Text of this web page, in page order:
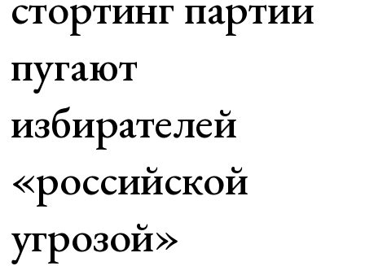
пугают
избирателей
«российской
угрозой»